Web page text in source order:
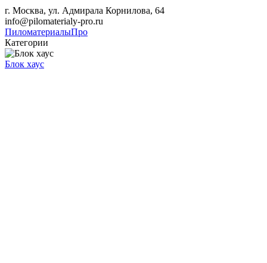
г. Москва, ул. Адмирала Корнилова, 64
info@pilomaterialy-pro.ru
ПиломатериалыПро
Категории
Блок хаус